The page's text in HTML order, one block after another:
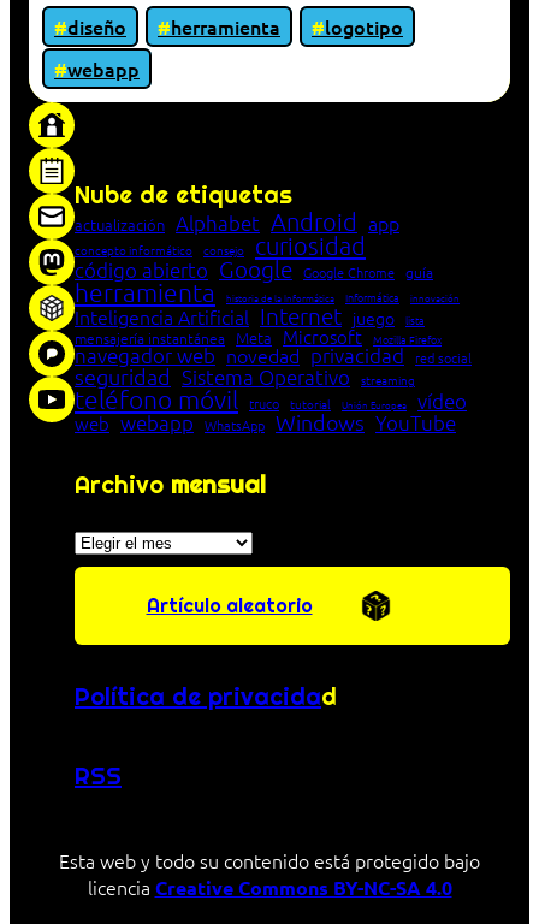
diseño herramienta
logotipo
webapp
Nube de etiquetas
actualización Alphabet Android app
concepto informático consejo curiosidad
código abierto Google Google Chrome guía
herramienta historia de la Informática Informática innovación
Inteligencia Artificial Internet juego lista
mensajería instantánea Meta Microsoft Mozilla Firefox
navegador web novedad privacidad red social
seguridad Sistema Operativo streaming
teléfono móvil truco tutorial Unión Europea vídeo
web webapp WhatsApp Windows YouTube
Archivo mensual
Archivos
Artículo aleatorio
Política de privacidad
RSS
Esta web y todo su contenido está protegido bajo
licencia Creative Commons BY-NC-SA 4.0